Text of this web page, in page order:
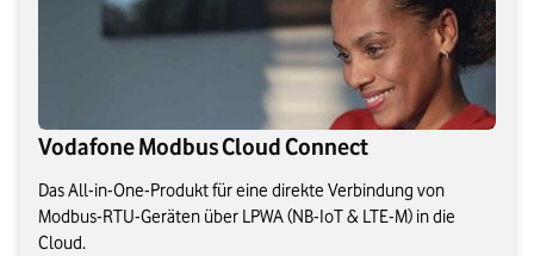
Vodafone Modbus Cloud Connect
Das All-in-One-Produkt für eine direkte Verbindung von
Modbus-RTU-Geräten über LPWA (NB-IoT & LTE-M) in die
Cloud.